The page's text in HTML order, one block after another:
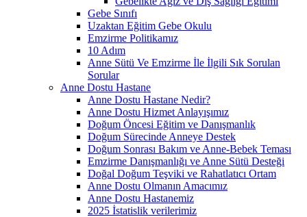
Gebe Sınıfı
Uzaktan Eğitim Gebe Okulu
Emzirme Politikamız
10 Adım
Anne Sütü Ve Emzirme İle İlgili Sık Sorulan
Sorular
Anne Dostu Hastane
Anne Dostu Hastane Nedir?
Anne Dostu Hizmet Anlayışımız
Doğum Öncesi Eğitim ve Danışmanlık
Doğum Sürecinde Anneye Destek
Doğum Sonrası Bakım ve Anne-Bebek Teması
Emzirme Danışmanlığı ve Anne Sütü Desteği
Doğal Doğum Teşviki ve Rahatlatıcı Ortam
Anne Dostu Olmanın Amacımız
Anne Dostu Hastanemiz
2025 İstatislik verilerimiz